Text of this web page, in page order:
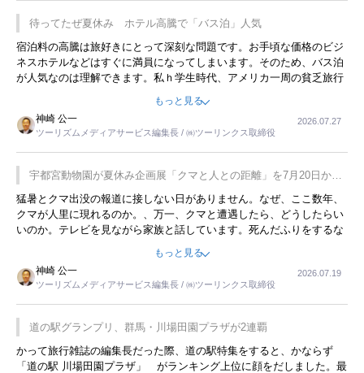
待ってたぜ夏休み ホテル高騰で「バス泊」人気
宿泊料の高騰は旅好きにとって深刻な問題です。お手頃な価格のビジ
ネスホテルなどはすぐに満員になってしまいます。そのため、バス泊
が人気なのは理解できます。私ｈ学生時代、アメリカ一周の貧乏旅行
をした時は、移動はグレイハウンドバスでした。夕方から夜の便を利
用してホテル代を浮かせていました。ただし、若いからできたことで
す。若い人が夜行バスで京都に行った、青森に行ったと聞くと、疲れ
が残らないのかなと思ってしまいます。
もっと見る
神崎 公一
ツーリズムメディアサービス編集長 / ㈱ツーリンクス取締役
2026.07.27
宇都宮動物園が夏休み企画展「クマと人との距離」を7月20日から
開催
猛暑とクマ出没の報道に接しない日がありません。なぜ、ここ数年、
クマが人里に現れるのか。、万一、クマと遭遇したら、どうしたらい
いのか。テレビを見ながら家族と話しています。死んだふりをするな
んてことは、冗談でもいえません。そんな中で、この企画展はタイム
もっと見る
神崎 公一
ツーリズムメディアサービス編集長 / ㈱ツーリンクス取締役
2026.07.19
道の駅グランプリ、群馬・川場田園プラザが2連覇
かって旅行雑誌の編集長だった際、道の駅特集をすると、かならず
「道の駅 川場田園プラザ」 がランキング上位に顔をだしました。最